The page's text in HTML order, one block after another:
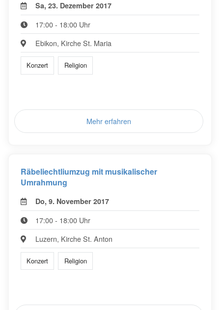
Sa, 23. Dezember 2017
17:00 - 18:00 Uhr
Ebikon, Kirche St. Maria
Konzert Religion
Mehr erfahren
Räbeliechtliumzug mit musikalischer
Umrahmung
Do, 9. November 2017
17:00 - 18:00 Uhr
Luzern, Kirche St. Anton
Konzert Religion